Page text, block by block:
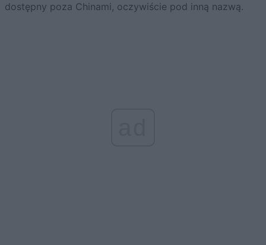
dostępny poza Chinami, oczywiście pod inną nazwą.